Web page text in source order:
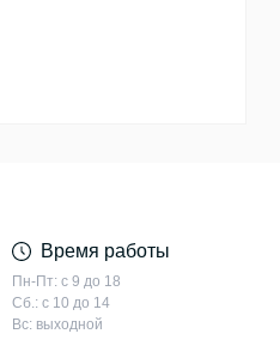
Время работы
Пн-Пт: с 9 до 18
Сб.: с 10 до 14
Вс: выходной